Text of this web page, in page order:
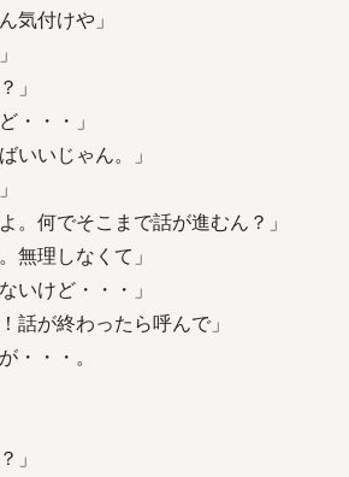
気付けや」
」
・・・」
いいじゃん。」
。何でそこまで話が進むん？」
無理しなくて」
いけど・・・」
話が終わったら呼んで」
・・・。
」